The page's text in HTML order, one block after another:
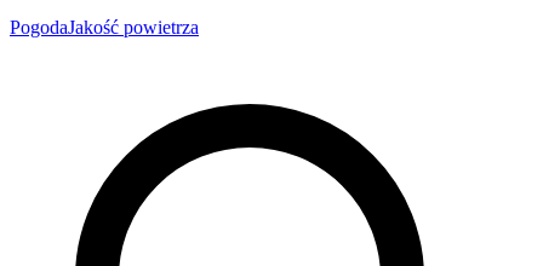
PogodaJakość powietrza